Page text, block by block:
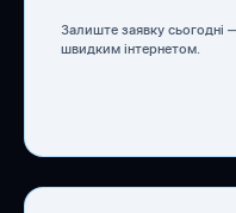
Залиште заявку сьогодні
швидким інтернетом.